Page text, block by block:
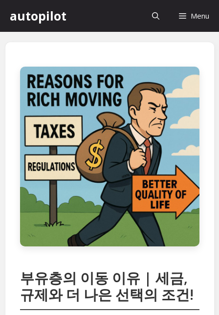
츠
autopilot Menu
부유층의 이동 이유 | 세금,
규제와 더 나은 선택의 조건!